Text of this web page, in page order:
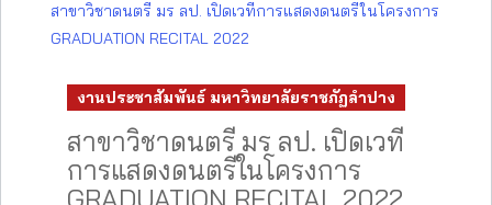
สาขาวิชาดนตรี มร ลป. เปิดเวทีการแสดงดนตรีในโครงการ
GRADUATION RECITAL 2022
งานประชาสัมพันธ์ มหาวิทยาลัยราชภัฏลำปาง
สาขาวิชาดนตรี มร ลป. เปิดเวที
การแสดงดนตรีในโครงการ
GRADUATION RECITAL 2022